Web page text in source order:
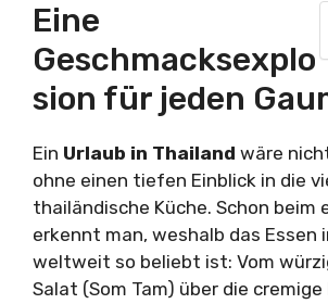
Eine
Geschmacksexplo
sion für jeden
Ein Urlaub in Thailand wäre
ohne einen tiefen Einblick in die
thailändische Küche. Schon beim
erkennt man, weshalb das Essen
weltweit so beliebt ist: Vom
Salat (Som Tam) über die cremige